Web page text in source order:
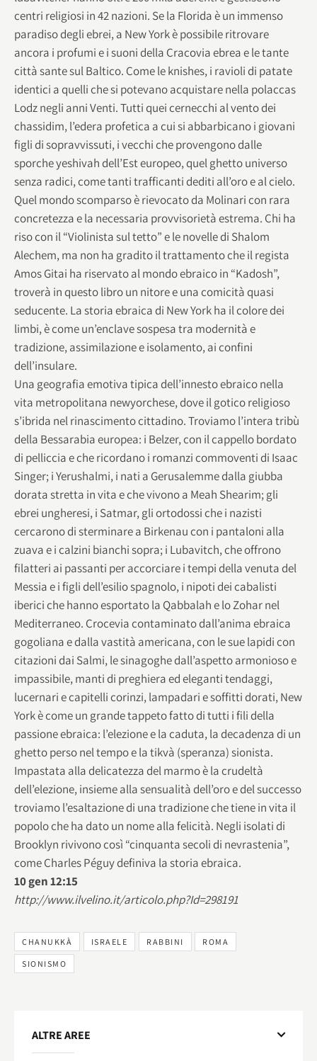
centri religiosi in 42 nazioni. Se la Florida è un immenso
paradiso degli ebrei, a New York è possibile ritrovare
ancora i profumi e i suoni della Cracovia ebrea e le tante
città sante sul Baltico. Come le knishes, i ravioli di patate
identici a quelli che si potevano acquistare nella polaccas
Lodz negli anni Venti. Tutti quei cernecchi al vento dei
chassidim, l’edera profetica a cui si abbarbicano i giovani
figli di sopravvissuti, i vecchi che provengono dalle
sporche yeshivah dell’Est europeo, quel ghetto universo
senza radici, come tanti trafficanti dediti all’oro e al cielo.
Quel mondo scomparso è rievocato da Molinari con rara
concretezza e la necessaria provvisorietà estrema. Chi ha
riso con il “Violinista sul tetto” e le novelle di Shalom
Alechem, ma non ha gradito il trattamento che il regista
Amos Gitai ha riservato al mondo ebraico in “Kadosh”,
troverà in questo libro un nitore e una comicità quasi
seducente. La storia ebraica di New York ha il colore dei
limbi, è come un’enclave sospesa tra modernità e
tradizione, assimilazione e isolamento, ai confini
dell’insulare.
Una geografia emotiva tipica dell’innesto ebraico nella
vita metropolitana newyorchese, dove il gotico religioso
s’ibrida nel rinascimento cittadino. Troviamo l’intera tribù
della Bessarabia europea: i Belzer, con il cappello bordato
di pelliccia e che ricordano i romanzi commoventi di Isaac
Singer; i Yerushalmi, i nati a Gerusalemme dalla giubba
dorata stretta in vita e che vivono a Meah Shearim; gli
ebrei ungheresi, i Satmar, gli ortodossi che i nazisti
cercarono di sterminare a Birkenau con i pantaloni alla
zuava e i calzini bianchi sopra; i Lubavitch, che offrono
filatteri ai passanti per accorciare i tempi della venuta del
Messia e i figli dell’esilio spagnolo, i nipoti dei cabalisti
iberici che hanno esportato la Qabbalah e lo Zohar nel
Mediterraneo. Crocevia contaminato dall’anima ebraica
gogoliana e dalla vastità americana, con le sue lapidi con
citazioni dai Salmi, le sinagoghe dall’aspetto armonioso e
impassibile, manti di preghiera ed eleganti tendaggi,
lucernari e capitelli corinzi, lampadari e soffitti dorati, New
York è come un grande tappeto fatto di tutti i fili della
passione ebraica: l’elezione e la caduta, la decadenza di un
ghetto perso nel tempo e la tikvà (speranza) sionista.
Impastata alla delicatezza del marmo è la crudeltà
dell’elezione, insieme alla sensualità dell’oro e del successo
troviamo l’esaltazione di una tradizione che tiene in vita il
popolo che ha dato un nome alla felicità. Negli isolati di
Brooklyn rivivono così “cinquanta secoli di nevrastenia”,
come Charles Péguy definiva la storia ebraica.
10 gen 12:15
http://www.ilvelino.it/articolo.php?Id=298191
CHANUKKÀ ISRAELE RABBINI ROMA
SIONISMO
ALTRE AREE